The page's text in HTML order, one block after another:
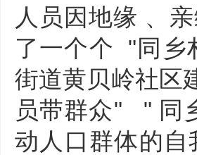
人员因地缘 、
了一个个 "同乡
街道黄贝岭社区
员带群众" " 同
动人口群体的